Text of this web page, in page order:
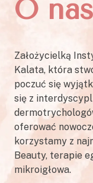
O nas
Założycielką
Kalata, która
poczuć się
się z
oferować
korzystamy z
Beauty, terapie
mikroigłowa.